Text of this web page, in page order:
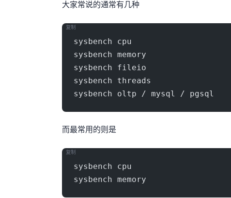
大家常说的 Sysbench 通常有几种
sysbench cpu
sysbench memory
sysbench fileio
sysbench threads
sysbench oltp / mysql / pgsql
复制
而最常用的则是
sysbench cpu
sysbench memory
复制